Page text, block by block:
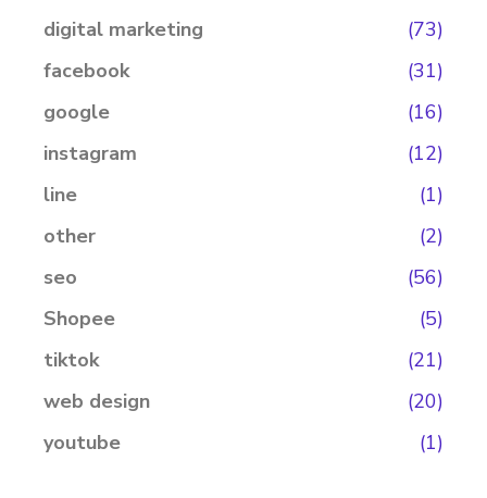
digital marketing
(73)
facebook
(31)
google
(16)
instagram
(12)
line
(1)
other
(2)
seo
(56)
Shopee
(5)
tiktok
(21)
web design
(20)
youtube
(1)